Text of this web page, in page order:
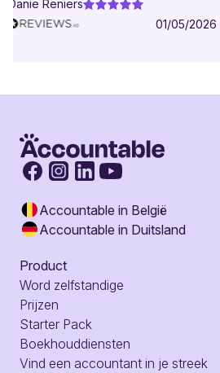
Reniers
01/05/2026
Accountable in België
Accountable in Duitsland
Product
Word zelfstandige
Prijzen
Starter Pack
Boekhouddiensten
Vind een accountant in je streek